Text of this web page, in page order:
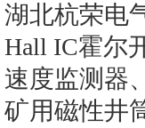
湖北杭荣电
Hall IC霍尔
速度监测器
矿用磁性井